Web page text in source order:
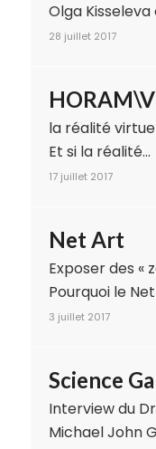
Olga Kisseleva
28 juillet 2017
la réalité
Et si la réalité…
17 juillet 2017
Net Art
Exposer des «
Pourquoi le
3 juillet 2017
Science
Interview du
Michael John